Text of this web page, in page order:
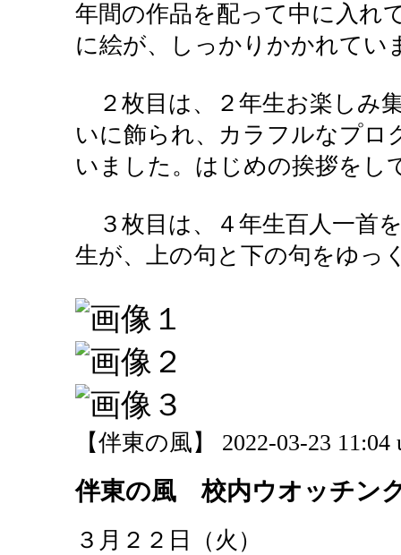
年間の作品を配って中に入れ
に絵が、しっかりかかれてい
２枚目は、２年生お楽しみ
いに飾られ、カラフルなプロ
いました。はじめの挨拶をし
３枚目は、４年生百人一首
生が、上の句と下の句をゆっ
【伴東の風】 2022-03-23 11:04
伴東の風 校内ウオッチン
３月２２日（火）